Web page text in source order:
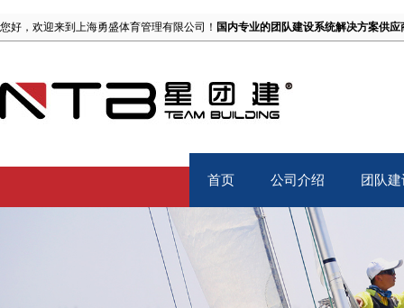
您好，欢迎来到上海勇盛体育管理有限公司！ 国内专业的团队建设系统解决方案供应
首页
Home
公司介绍
About
团队